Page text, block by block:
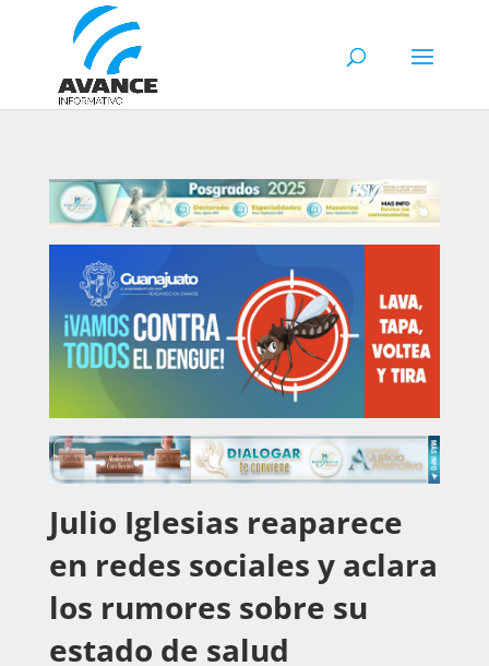
Julio Iglesias reaparece
en redes sociales y aclara
los rumores sobre su
estado de salud